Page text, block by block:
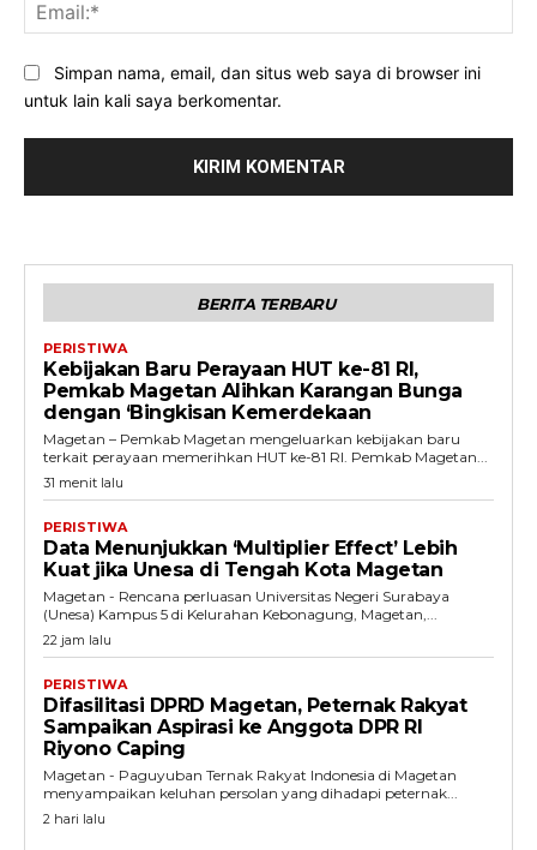
Simpan nama, email, dan situs web saya di browser ini
untuk lain kali saya berkomentar.
BERITA TERBARU
PERISTIWA
Kebijakan Baru Perayaan HUT ke-81 RI,
Pemkab Magetan Alihkan Karangan Bunga
dengan ‘Bingkisan Kemerdekaan
Magetan – Pemkab Magetan mengeluarkan kebijakan baru
terkait perayaan memerihkan HUT ke-81 RI. Pemkab Magetan...
31 menit lalu
PERISTIWA
Data Menunjukkan ‘Multiplier Effect’ Lebih
Kuat jika Unesa di Tengah Kota Magetan
Magetan - Rencana perluasan Universitas Negeri Surabaya
(Unesa) Kampus 5 di Kelurahan Kebonagung, Magetan,...
22 jam lalu
PERISTIWA
Difasilitasi DPRD Magetan, Peternak Rakyat
Sampaikan Aspirasi ke Anggota DPR RI
Riyono Caping
Magetan - Paguyuban Ternak Rakyat Indonesia di Magetan
menyampaikan keluhan persolan yang dihadapi peternak...
2 hari lalu